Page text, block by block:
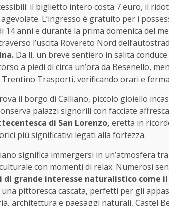
il biglietto intero costa 7 euro, il
L’ingresso è gratuito per i
14 anni e durante la prima domenica del
l’uscita Rovereto Nord
Da lì, un breve sentiero in salita
a piedi di circa un’ora da Besenello,
Trasporti, verificando orari e
il borgo di Calliano, piccolo gioiello
palazzi signorili con facciate
di San Lorenzo, eretta in
più significativi legati alla fortezza.
significa immergersi in un’atmosfera
con momenti di relax. Numerosi
di grande interesse naturalistico come
pittoresca cascata, perfetti per gli
architettura e paesaggi naturali, Castel